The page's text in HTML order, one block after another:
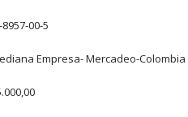
00-5
Empresa- Mercadeo-Colombia